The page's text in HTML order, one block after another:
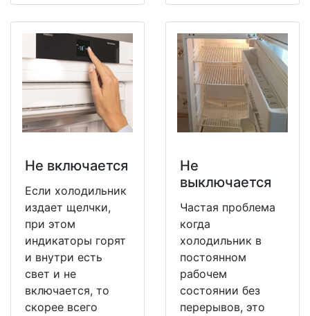
Не включается
Если холодильник
издает щелчки,
при этом
индикаторы горят
и внутри есть
свет и не
включается, то
скорее всего
Не
выключается
Частая проблема
когда
холодильник в
постоянном
рабочем
состоянии без
перерывов, это